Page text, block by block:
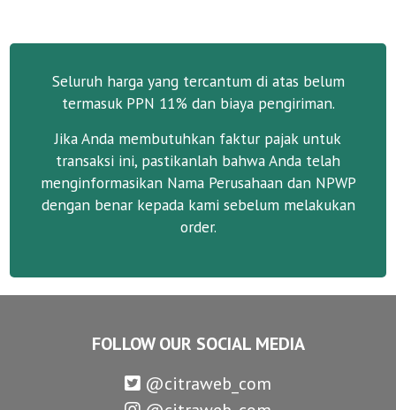
Seluruh harga yang tercantum di atas belum
termasuk PPN 11% dan biaya pengiriman.
Jika Anda membutuhkan faktur pajak untuk
transaksi ini, pastikanlah bahwa Anda telah
menginformasikan Nama Perusahaan dan NPWP
dengan benar kepada kami sebelum melakukan
order.
FOLLOW OUR SOCIAL MEDIA
@citraweb_com